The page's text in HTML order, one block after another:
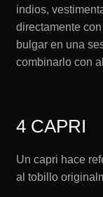
indios,
directamente
bulgar en una
combinarlo con
4 CAPRI
Un capri hace
al tobillo